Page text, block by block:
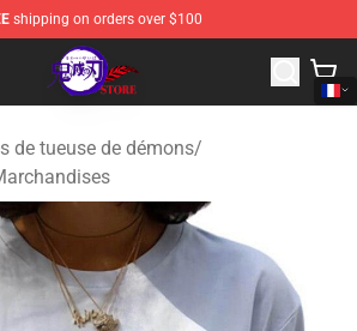
shipping on orders over $100
Store - Official Kimetsu no Yaiba
de tueuse de démons/